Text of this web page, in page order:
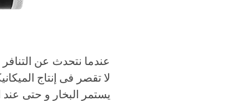
لا تقصر فى إنتاج
يستمر البخار و حتى عند